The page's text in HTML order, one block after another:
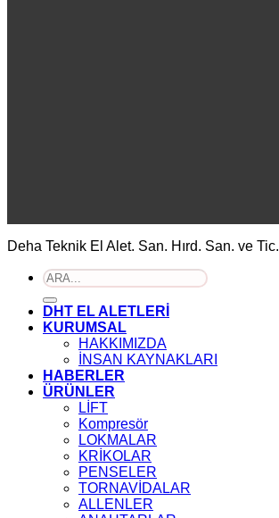
Deha Teknik El Alet. San. Hırd. San. ve Tic.
Ara:
DHT EL ALETLERİ
KURUMSAL
HAKKIMIZDA
İNSAN KAYNAKLARI
HABERLER
ÜRÜNLER
LİFT
Kompresör
LOKMALAR
KRİKOLAR
PENSELER
TORNAVİDALAR
ALLENLER